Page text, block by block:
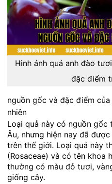
Hình ảnh quả anh đào
đặc điểm
nguồn gốc và đặc điểm
nhiên
Loại quả này có nguồn gốc
Âu, nhưng hiện nay đã
trên thế giới. Loại quả này
(Rosaceae) và có tên khoa
thường có màu đỏ tươi,
giống cây.